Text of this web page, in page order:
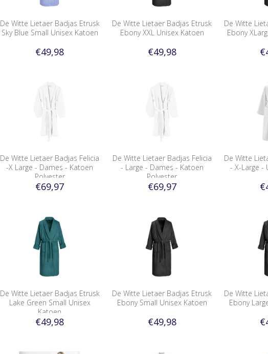
De Witte Lietaer Badjas Etrusk
Sky Blue Small Unisex Katoen
€49,98
De Witte Lietaer Badjas Etrusk
Ebony XXL Unisex Katoen
€49,98
De Witte
Ebony
De Witte Lietaer Badjas Felicia
-X Large - Dames - Katoen
Polyester
€69,97
De Witte Lietaer Badjas Felicia
- Large - Dames - Katoen
Polyester
€69,97
De Witte
- X-Large -
De Witte Lietaer Badjas Etrusk
Lake Green Small Unisex
Katoen
€49,98
De Witte Lietaer Badjas Etrusk
Ebony Small Unisex Katoen
€49,98
De Witte
Ebony